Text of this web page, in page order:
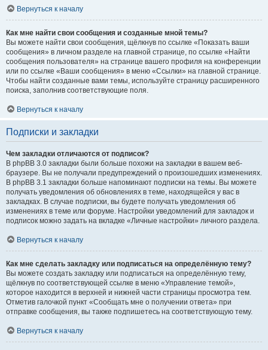
Вернуться к началу
Как мне найти свои сообщения и созданные мной темы?
Вы можете найти свои сообщения, щёлкнув по ссылке «Показать ваши
сообщения» в личном разделе на главной странице, по ссылке «Найти
сообщения пользователя» на странице вашего профиля на конференции
или по ссылке «Ваши сообщения» в меню «Ссылки» на главной странице.
Чтобы найти созданные вами темы, используйте страницу расширенного
поиска, заполнив соответствующие поля.
Вернуться к началу
Подписки и закладки
Чем закладки отличаются от подписок?
В phpBB 3.0 закладки были больше похожи на закладки в вашем веб-
браузере. Вы не получали предупреждений о произошедших изменениях.
В phpBB 3.1 закладки больше напоминают подписки на темы. Вы можете
получать уведомления об обновлениях в теме, находящейся у вас в
закладках. В случае подписки, вы будете получать уведомления об
изменениях в теме или форуме. Настройки уведомлений для закладок и
подписок можно задать на вкладке «Личные настройки» личного раздела.
Вернуться к началу
Как мне сделать закладку или подписаться на определённую тему?
Вы можете создать закладку или подписаться на определённую тему,
щёлкнув по соответствующей ссылке в меню «Управление темой»,
которое находится в верхней и нижней части страницы просмотра тем.
Отметив галочкой пункт «Сообщать мне о получении ответа» при
отправке сообщения, вы также подпишетесь на соответствующую тему.
Вернуться к началу